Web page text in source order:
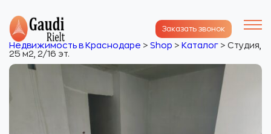
Заказать звонок
Недвижимость в Краснодаре > Shop > Каталог > Студия,
25 м2, 2/16 эт.